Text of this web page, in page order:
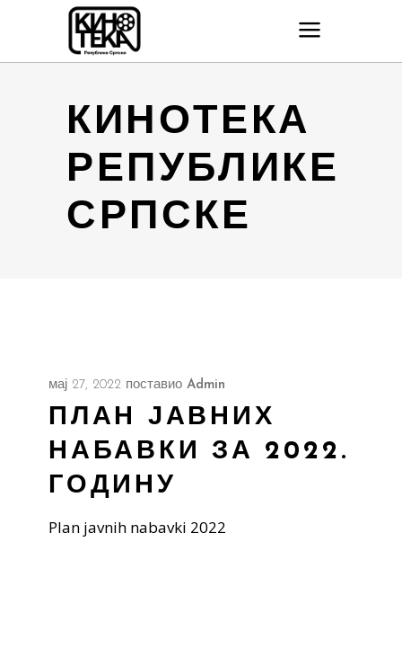
КИНОТЕКА
РЕПУБЛИКЕ
СРПСКЕ
мај 27, 2022 поставио Admin
ПЛАН ЈАВНИХ
НАБАВКИ ЗА 2022.
ГОДИНУ
Plan javnih nabavki 2022